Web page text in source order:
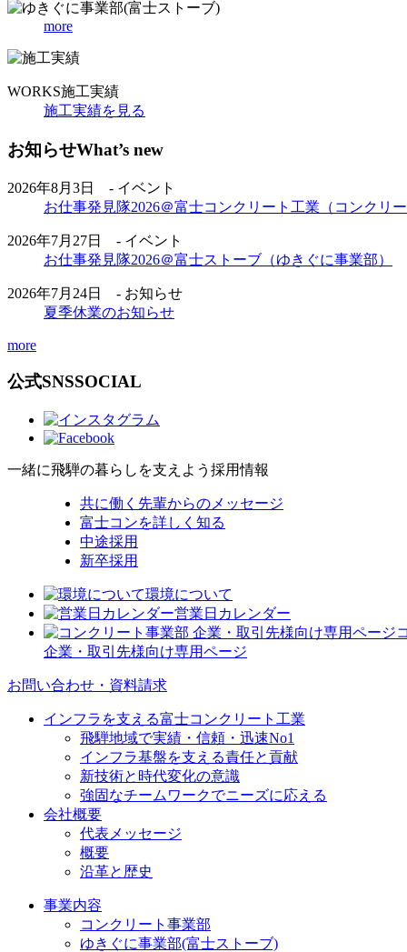
more
WORKS施工実績
施工実績を見る
お知らせWhat’s new
2026年8月3日 - イベント
お仕事発見隊2026＠富士コンクリート工業（コンクリー
2026年7月27日 - イベント
お仕事発見隊2026＠富士ストーブ（ゆきぐに事業部）
2026年7月24日 - お知らせ
夏季休業のお知らせ
more
公式SNSSOCIAL
一緒に飛騨の暮らしを支えよう 採用情報
共に働く先輩からのメッセージ
富士コンを詳しく知る
中途採用
新卒採用
環境について
営業日カレンダー
企業・取引先様向け専用ページ
お問い合わせ・資料請求
インフラを支える富士コンクリート工業
飛騨地域で実績・信頼・迅速No1
インフラ基盤を支える責任と貢献
新技術と時代変化の意識
強固なチームワークでニーズに応える
会社概要
代表メッセージ
概要
沿革と歴史
事業内容
コンクリート事業部
ゆきぐに事業部(富士ストーブ)